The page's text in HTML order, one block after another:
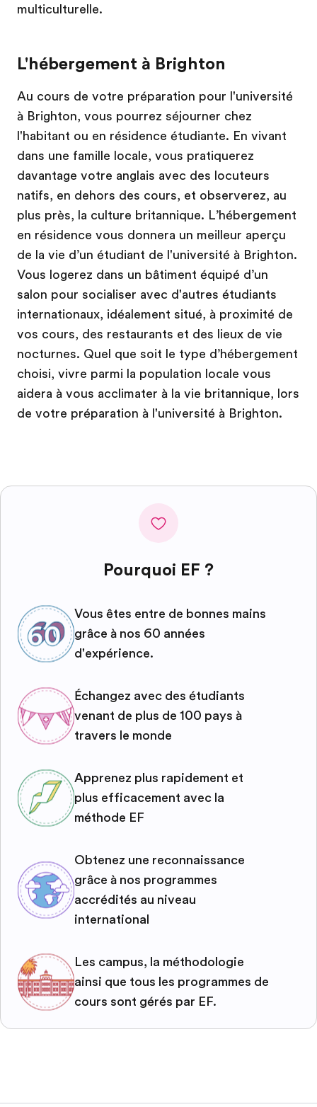
multiculturelle.
L'hébergement à Brighton
Au cours de votre préparation pour l'université
à Brighton, vous pourrez séjourner chez
l'habitant ou en résidence étudiante. En vivant
dans une famille locale, vous pratiquerez
davantage votre anglais avec des locuteurs
natifs, en dehors des cours, et observerez, au
plus près, la culture britannique. L’hébergement
en résidence vous donnera un meilleur aperçu
de la vie d’un étudiant de l'université à Brighton.
Vous logerez dans un bâtiment équipé d’un
salon pour socialiser avec d'autres étudiants
internationaux, idéalement situé, à proximité de
vos cours, des restaurants et des lieux de vie
nocturnes. Quel que soit le type d’hébergement
choisi, vivre parmi la population locale vous
aidera à vous acclimater à la vie britannique, lors
de votre préparation à l'université à Brighton.
Pourquoi EF ?
Vous êtes entre de bonnes mains
grâce à nos 60 années
d'expérience.
Échangez avec des étudiants
venant de plus de 100 pays à
travers le monde
Apprenez plus rapidement et
plus efficacement avec la
méthode EF
Obtenez une reconnaissance
grâce à nos programmes
accrédités au niveau
international
Les campus, la méthodologie
ainsi que tous les programmes de
cours sont gérés par EF.